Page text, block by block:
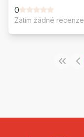
0
Zatím žádné recenze